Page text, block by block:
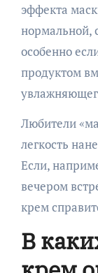
эффекта
нормальной,
особенно
продуктом
Любители
легкость
Если,
вечером
крем
В